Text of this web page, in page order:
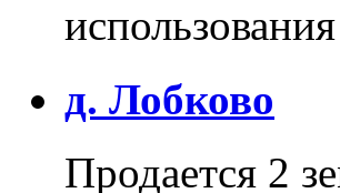
д. Лобково
Продается 2